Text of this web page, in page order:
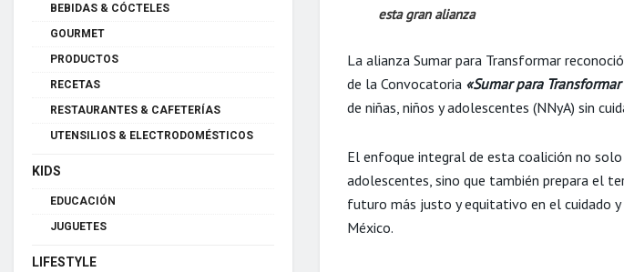
esta gran alianza
La alianza Sumar para Transformar
de la Convocatoria «Sumar para
de niñas, niños y adolescentes (NNyA) sin
El enfoque integral de esta coalición no
adolescentes, sino que también prepara el
futuro más justo y equitativo en el cuidado
México.
BEBIDAS & CÓCTELES
GOURMET
PRODUCTOS
RECETAS
RESTAURANTES & CAFETERÍAS
UTENSILIOS & ELECTRODOMÉSTICOS
KIDS
EDUCACIÓN
JUGUETES
LIFESTYLE